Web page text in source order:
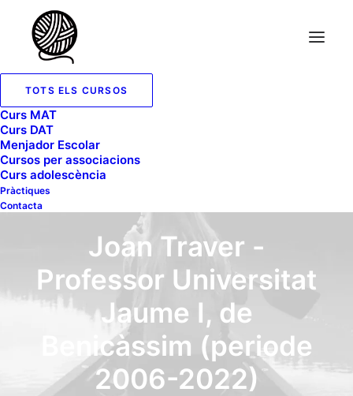
TOTS ELS CURSOS
Curs MAT
Curs DAT
Menjador Escolar
Cursos per associacions
Curs adolescència
Pràctiques
Contacta
Joan Traver -
Professor Universitat
Jaume I, de
Benicàssim (periode
2006-2022)